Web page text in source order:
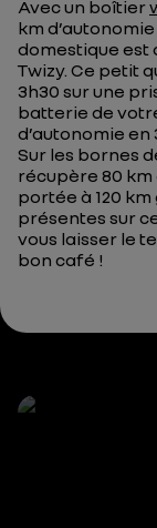
Avec un boîtier
km
domestique est
Twizy. Ce petit
3h30 sur une
batterie de
d’autonomie en
Sur les bornes
récupère 80 km
portée à 120
présentes sur
vous laisser le
bon café !